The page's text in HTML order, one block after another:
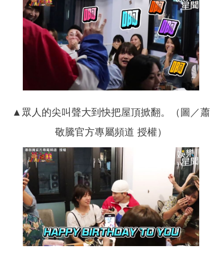
▲眾人的尖叫聲大到快把屋頂掀翻。（圖／蕭
敬騰官方專屬頻道 授權）